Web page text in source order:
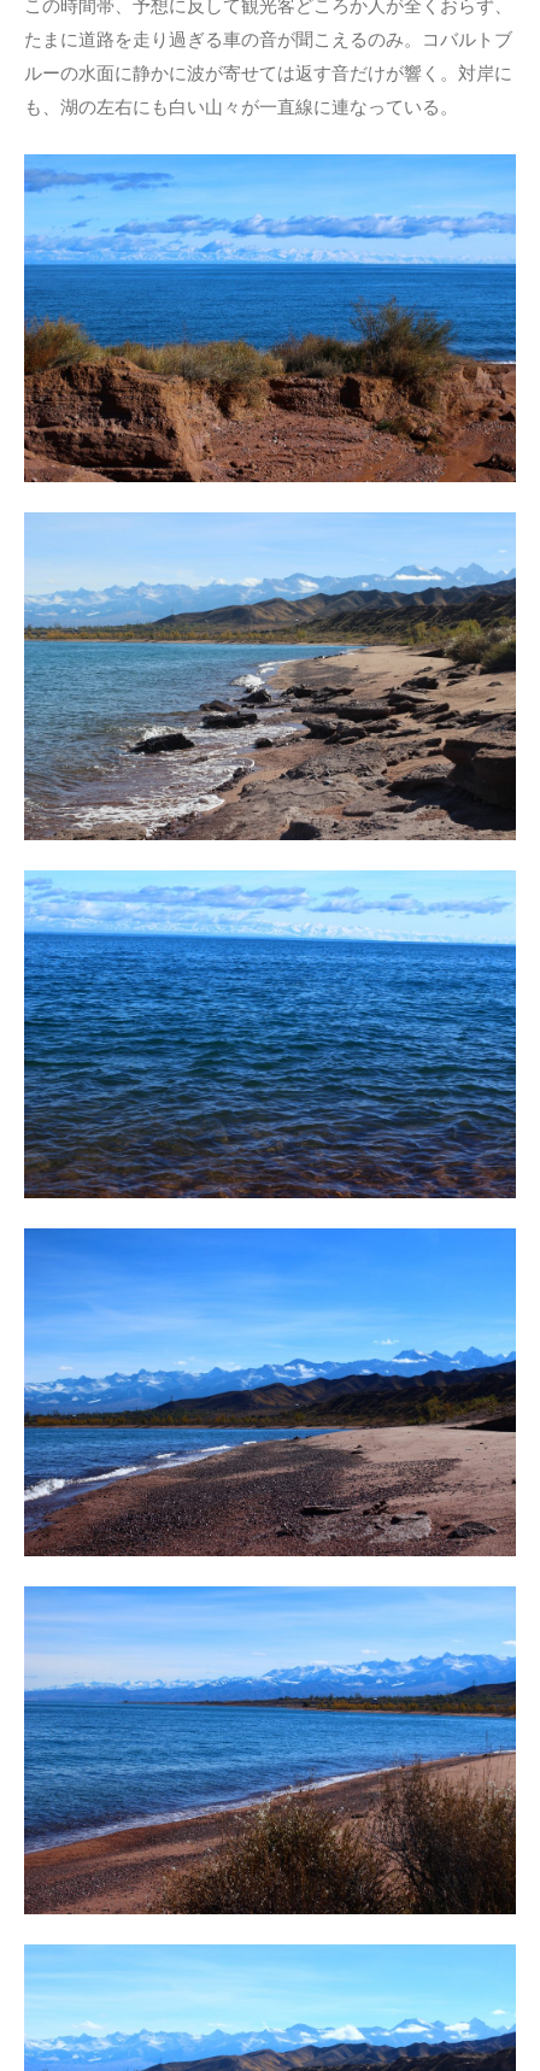
この時間帯、予想に反して観光客どころか人が全くおらず、
たまに道路を走り過ぎる車の音が聞こえるのみ。コバルトブ
ルーの水面に静かに波が寄せては返す音だけが響く。対岸に
も、湖の左右にも白い山々が一直線に連なっている。